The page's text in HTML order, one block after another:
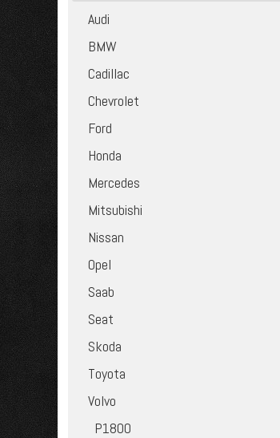
Audi
BMW
Cadillac
Chevrolet
Ford
Honda
Mercedes
Mitsubishi
Nissan
Opel
Saab
Seat
Skoda
Toyota
Volvo
P1800